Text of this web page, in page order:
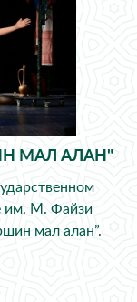
МАЛ АЛАН"
им. М. Файзи
мал алан”.